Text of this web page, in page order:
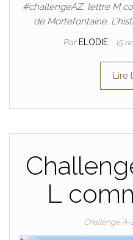
#challengeAZ, lettre M
de Mortefontaine.
Par ELODIE 15
Lire
L
Challenge A-